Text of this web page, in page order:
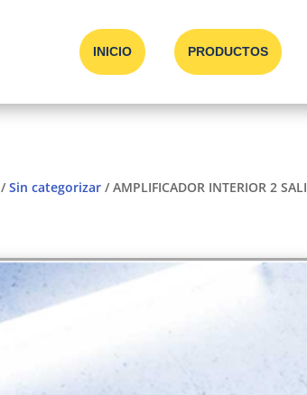
INICIO PRODUCTOS
/Sin categorizar / AMPLIFICADOR INTERIOR 2